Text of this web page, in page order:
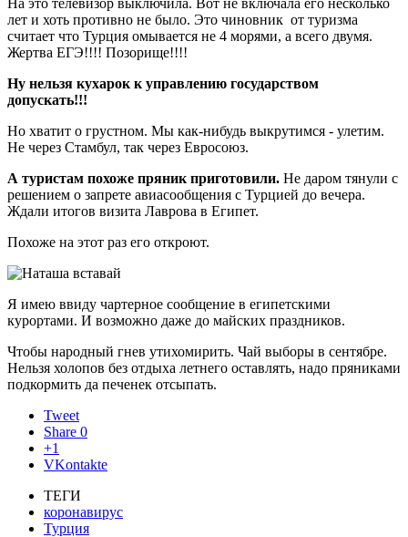
лет и хоть противно не было. Это чиновник от туризма
считает что Турция омывается не 4 морями, а всего двумя.
Жертва ЕГЭ!!!! Позорище!!!!
Ну нельзя кухарок к управлению государством
допускать!!!
Но хватит о грустном. Мы как-нибудь выкрутимся - улетим.
Не через Стамбул, так через Евросоюз.
А туристам похоже пряник приготовили. Не даром тянули с
решением о запрете авиасообщения с Турцией до вечера.
Ждали итогов визита Лаврова в Египет.
Похоже на этот раз его откроют.
Я имею ввиду чартерное сообщение в египетскими
курортами. И возможно даже до майских праздников.
Чтобы народный гнев утихомирить. Чай выборы в сентябре.
Нельзя холопов без отдыха летнего оставлять, надо пряниками
подкормить да печенек отсыпать.
Tweet
Share 0
+1
VKontakte
ТЕГИ
коронавирус
Турция